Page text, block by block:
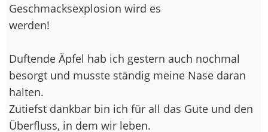
Geschmacksexplosion wird es
werden!
Duftende Äpfel hab ich gestern auch nochmal
besorgt und musste ständig meine Nase daran
halten.
Zutiefst dankbar bin ich für all das Gute und den
Überfluss, in dem wir leben.